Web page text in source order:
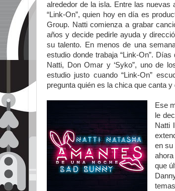
alrededor de la isla. Entre las nuevas
“Link-On”, quien hoy en día es
Group. Natti comienza a grabar
años y decide pedirle ayuda y
su talento. En menos de una
estudio donde trabaja “Link-On”. Días
Natti, Don Omar y ‘Syko”, uno de
estudio justo cuando “Link-On”
pregunta quién es la chica que canta y
Ese
le
Natti
en su
que